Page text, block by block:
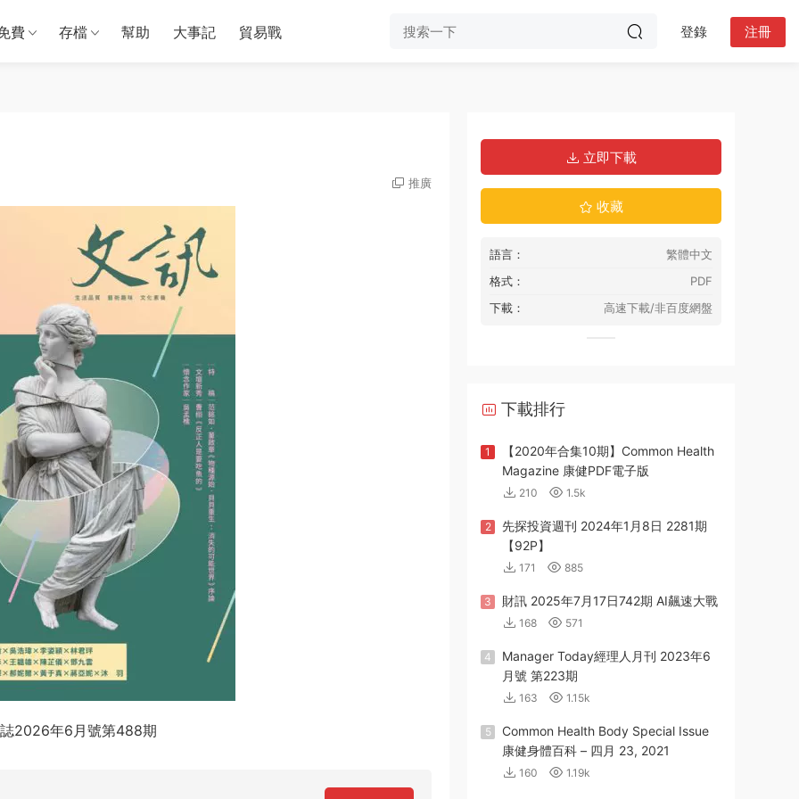
費 存檔 幫助 大事記 貿易戰 登錄 注冊
推廣
2026年6月號第488期
立即下載
收藏
語言：
繁體中文
格式：
PDF
下載：
高速下載/非百度網盤
下載排行
1
【2020年合集10期】Common Health
Magazine 康健PDF電子版
210 1.5k
2
先探投資週刊 2024年1月8日 2281期
【92P】
171 885
3 財訊 2025年7月17日742期 AI飆速大戰
168 571
4
Manager Today經理人月刊 2023年6
月號 第223期
163 1.15k
5
Common Health Body Special Issue
康健身體百科 – 四月 23, 2021
160 1.19k